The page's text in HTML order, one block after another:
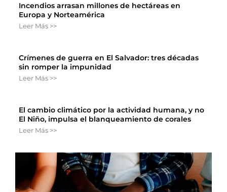
Incendios arrasan millones de hectáreas en
Europa y Norteamérica
Leer Más >>
Crímenes de guerra en El Salvador: tres décadas
sin romper la impunidad
Leer Más >>
El cambio climático por la actividad humana, y no
El Niño, impulsa el blanqueamiento de corales
Leer Más >>